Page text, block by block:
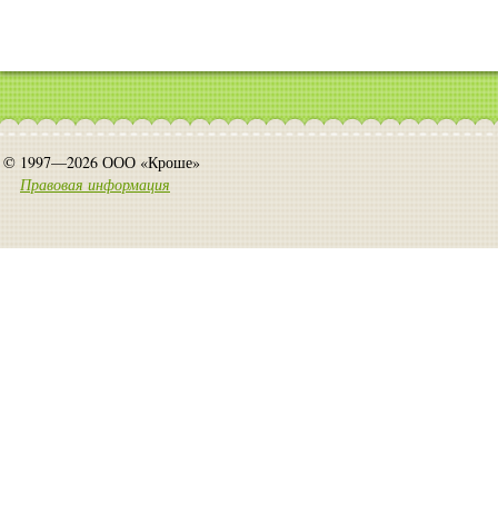
© 1997—2026 ООО «Кроше»
Правовая информация